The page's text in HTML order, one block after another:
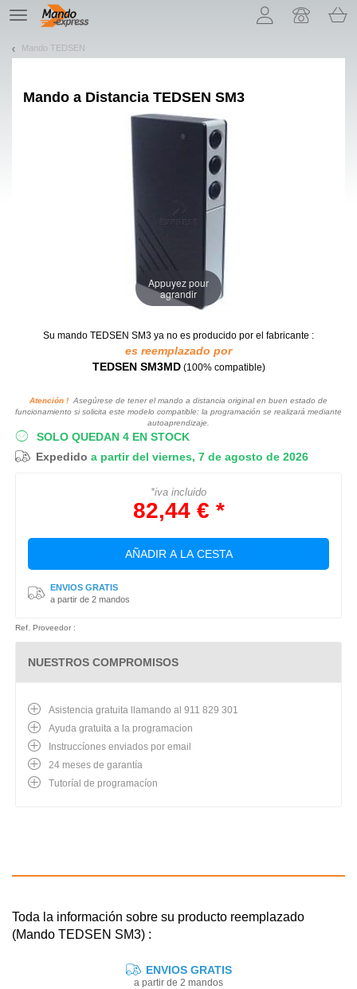
TE
navigation
Mando TEDSEN
Mando a Distancia TEDSEN SM3
Appuyez pour
agrandir
Su mando TEDSEN SM3 ya no es producido por el fabricante :
es reemplazado por
TEDSEN SM3MD (100% compatible)
Atención ! Asegúrese de tener el mando a distancia original en buen estado de
funcionamiento si solicita este modelo compatible: la programación se realizará mediante
autoaprendizaje.
SOLO QUEDAN 4 EN STOCK
Expedido a partir del viernes, 7 de agosto de 2026
*iva incluido
82,44 € *
AÑADIR A LA CESTA
ENVIOS GRATIS
a partir de 2 mandos
Ref. Proveedor :
NUESTROS COMPROMISOS
Asistencia gratuita llamando al 911 829 301
Ayuda gratuita a la programacion
Instruccíones enviados por email
24 meses de garantía
Tutoríal de programacíon
Toda la información sobre su producto reemplazado
(Mando TEDSEN SM3) :
ENVIOS GRATIS
a partir de 2 mandos
¡Permítenos presentarte nuestras cookies!